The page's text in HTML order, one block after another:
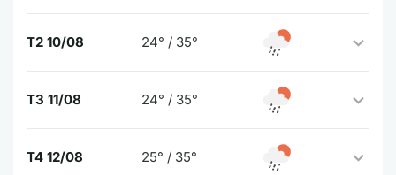
T2 10/08 24° / 35°
T3 11/08 24° / 35°
T4 12/08 25° / 35°